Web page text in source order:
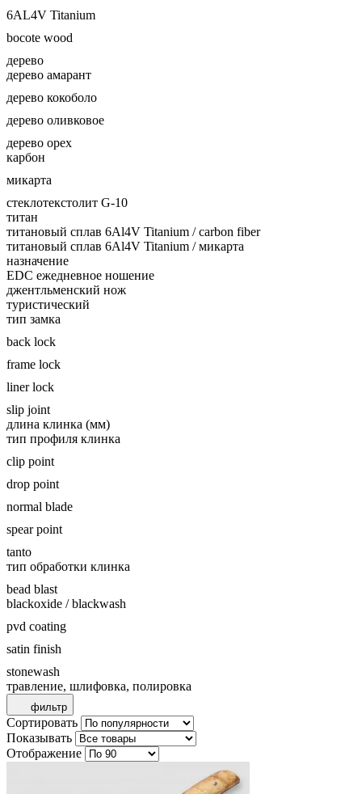
6AL4V Titanium
bocote wood
дерево
дерево амарант
дерево кокоболо
дерево оливковое
дерево орех
карбон
микарта
стеклотекстолит G-10
титан
титановый сплав 6Al4V Titanium / carbon fiber
титановый сплав 6Al4V Titanium / микарта
назначение
EDC ежедневное ношение
джентльменский нож
туристический
тип замка
back lock
frame lock
liner lock
slip joint
длина клинка (мм)
тип профиля клинка
clip point
drop point
normal blade
spear point
tanto
тип обработки клинка
bead blast
blackoxide / blackwash
pvd coating
satin finish
stonewash
травление, шлифовка, полировка
фильтр
Сортировать
Показывать
Отображение